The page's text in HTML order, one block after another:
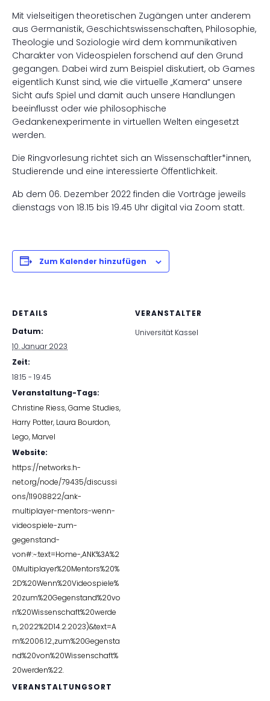
Mit vielseitigen theoretischen Zugängen unter anderem
aus Germanistik, Geschichtswissenschaften, Philosophie,
Theologie und Soziologie wird dem kommunikativen
Charakter von Videospielen forschend auf den Grund
gegangen. Dabei wird zum Beispiel diskutiert, ob Games
eigentlich Kunst sind, wie die virtuelle „Kamera“ unsere
Sicht aufs Spiel und damit auch unsere Handlungen
beeinflusst oder wie philosophische
Gedankenexperimente in virtuellen Welten eingesetzt
werden.
Die Ringvorlesung richtet sich an Wissenschaftler*innen,
Studierende und eine interessierte Öffentlichkeit.
Ab dem 06. Dezember 2022 finden die Vorträge jeweils
dienstags von 18.15 bis 19.45 Uhr digital via Zoom statt.
Zum Kalender hinzufügen
DETAILS
Datum:
10. Januar 2023
Zeit:
18:15 - 19:45
Veranstaltung-Tags:
Christine Riess,Game Studies,
Harry Potter, Laura Bourdon,
Lego, Marvel
Website:
https://networks.h-
net.org/node/79435/discussi
ons/11908822/ank-
multiplayer-mentors-wenn-
videospiele-zum-
gegenstand-
von#:~:text=Home-,ANK%3A%2
0Multiplayer%20Mentors%20%
2D%20Wenn%20Videospiele%
20zum%20Gegenstand%20vo
n%20Wissenschaft%20werde
n,.2022%2D14.2.2023)&text=A
m%2006.12.,zum%20Gegensta
nd%20von%20Wissenschaft%
20werden%22.
VERANSTALTUNGSORT
VERANSTALTER
Universität Kassel